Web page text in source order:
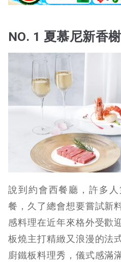
NO. 1 夏慕尼新香
說到約會西餐廳，許多
餐，久了總會想要嘗試新
感料理在近年來格外受歡
板燒主打精緻又浪漫的法
廚鐵板料理秀，儀式感滿